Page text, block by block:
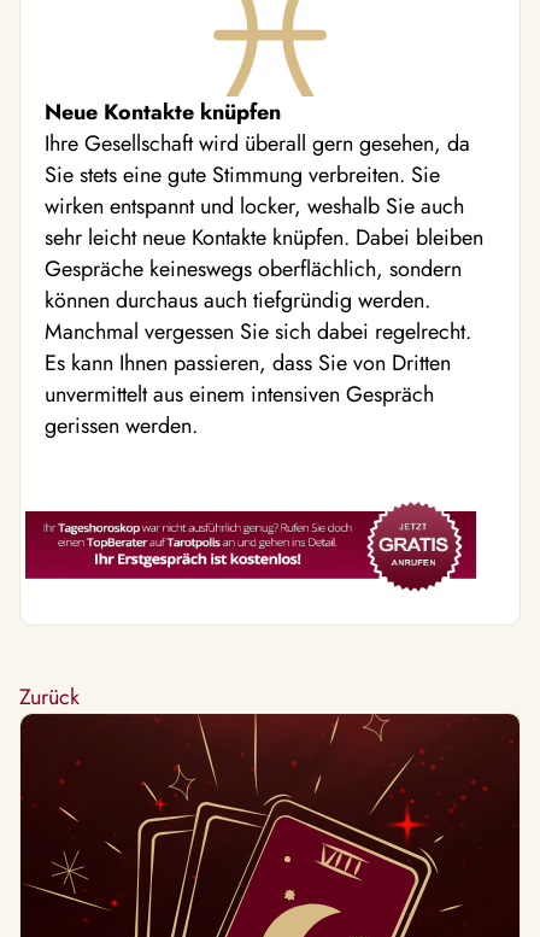
Neue Kontakte knüpfen
Ihre Gesellschaft wird überall gern gesehen, da
Sie stets eine gute Stimmung verbreiten. Sie
wirken entspannt und locker, weshalb Sie auch
sehr leicht neue Kontakte knüpfen. Dabei bleiben
Gespräche keineswegs oberflächlich, sondern
können durchaus auch tiefgründig werden.
Manchmal vergessen Sie sich dabei regelrecht.
Es kann Ihnen passieren, dass Sie von Dritten
unvermittelt aus einem intensiven Gespräch
gerissen werden.
Zurück